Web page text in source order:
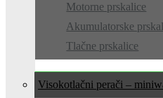
Motorne prskalice
Akumulatorske
Tlačne prskalice
Visokotlačni perači –